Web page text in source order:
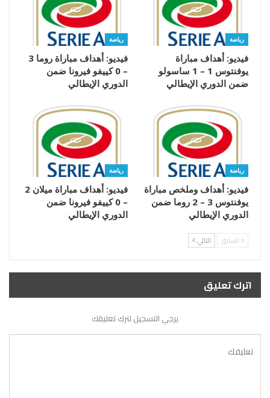
رياضة
فيديو: أهداف مباراة
يوفنتوس 1 – 1 ساسولو
ضمن الدوري الإيطالي
رياضة
فيديو: أهداف مباراة روما 3
– 0 كييفو فيرونا ضمن
الدوري الإيطالي
رياضة
فيديو: أهداف وملخص مباراة
يوفنتوس 3 – 2 روما ضمن
الدوري الإيطالي
رياضة
فيديو: أهداف مباراة ميلان 2
– 0 كييفو فيرونا ضمن
الدوري الإيطالي
السابق التالي
اترك تعليق
يرجي التسجيل لترك تعليقك